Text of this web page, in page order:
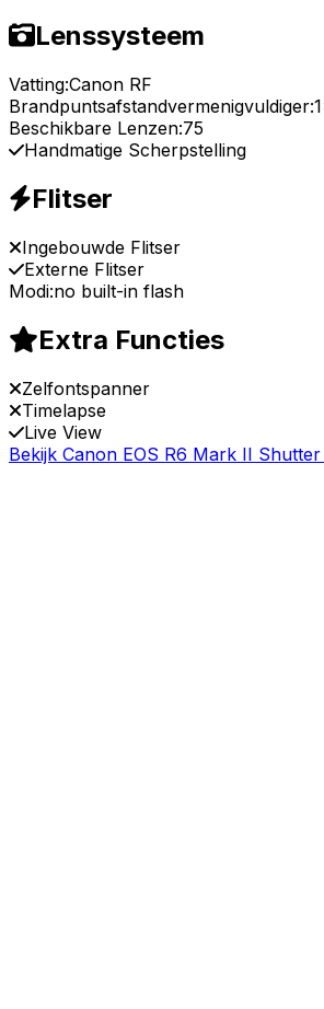
Lenssysteem
Vatting:Canon RF
Brandpuntsafstandvermenigvuldiger:
Beschikbare Lenzen:75
Handmatige Scherpstelling
Flitser
Ingebouwde Flitser
Externe Flitser
Modi:no built-in flash
Extra Functies
Zelfontspanner
Timelapse
Live View
Bekijk Canon EOS R6 Mark II